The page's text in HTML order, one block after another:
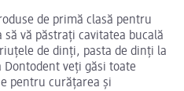
de primă clasă pentru
vă păstrați cavitatea bucală
de dinți, pasta de dinți la
veți găsi toate
pentru curățarea și